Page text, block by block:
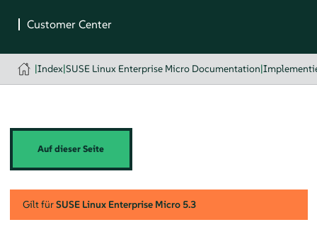
|Index|SUSE Linux Enterprise Micro Documentation|
Auf dieser Seite
Gilt fürSUSE Linux Enterprise Micro 5.3